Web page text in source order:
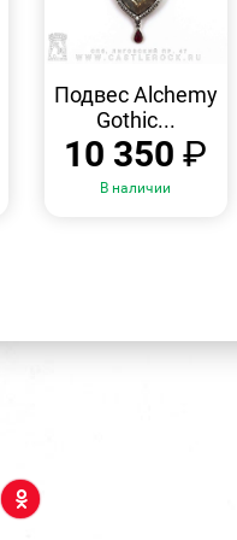
ПРОСМОТР
Подвес Alchemy
Gothic...
10 350₽
В наличии